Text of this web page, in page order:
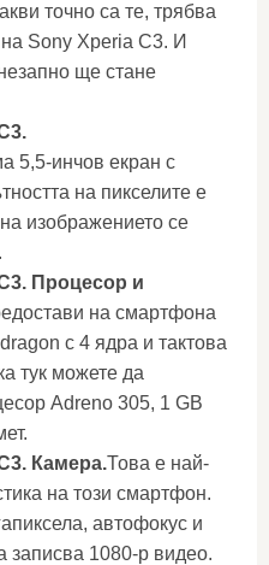
точно са те, трябва
Sony Xperia C3. И
ще стане
5,5-инчов екран с
на пикселите е
изображението се
Процесор и
на смартфона
с 4 ядра и тактова
тук можете да
Adreno 305, 1 GB
Камера.Това е най-
на този смартфон.
автофокус и
1080-p видео.